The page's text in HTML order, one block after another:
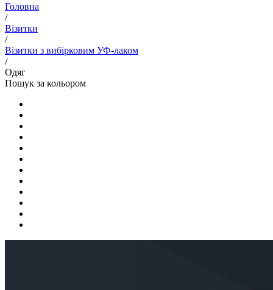
Головна
/
Візитки
/
Візитки з вибірковим УФ-лаком
/
Одяг
Пошук за кольором